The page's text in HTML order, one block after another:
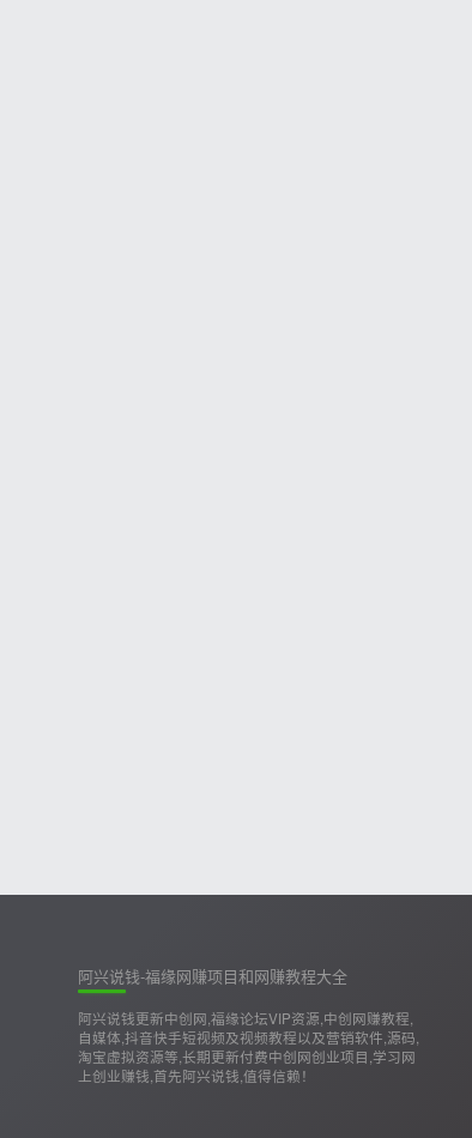
阿兴说钱-福缘网赚项目和网赚教程大全
阿兴说钱更新中创网,福缘论坛VIP资源,中创网赚教程,
自媒体,抖音快手短视频及视频教程以及营销软件,源码,
淘宝虚拟资源等,长期更新付费中创网创业项目,学习网
上创业赚钱,首先阿兴说钱,值得信赖！